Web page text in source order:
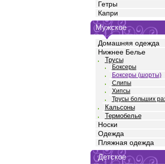
Гетры
Капри
Мужское
Домашняя одежда
Нижнее Белье
Трусы
Боксеры
Боксеры (шорты)
Слипы
Хипсы
Трусы больших
Кальсоны
Термобелье
Носки
Одежда
Пляжная одежда
Детское